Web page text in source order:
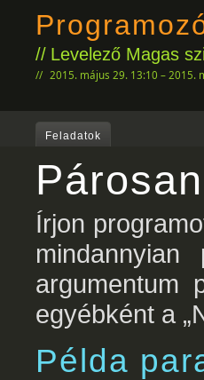
Levelező Magas
2015. május 29. 13:10 – 2015.
Feladatok
Írjon
argumentum
egyébként a
Példa